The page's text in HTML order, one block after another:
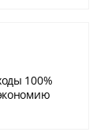
100%